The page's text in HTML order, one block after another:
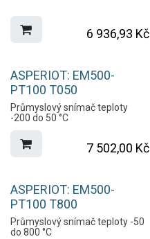
6 936,93 Kč
ASPERIOT: EM500-
PT100 T050
Průmyslový snímač teploty
-200 do 50 °C
7 502,00 Kč
ASPERIOT: EM500-
PT100 T800
Průmyslový snímač teploty -50
do 800 °C